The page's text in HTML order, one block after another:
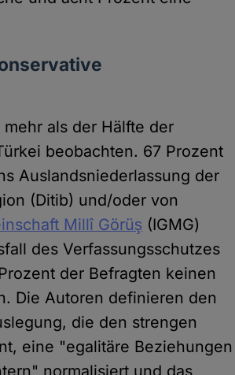
als der Hälfte der
beobachten. 67 Prozent
Auslandsniederlassung der
(Ditib) und/oder von
Millî Görüş (IGMG)
des Verfassungsschutzes
der Befragten keinen
Die Autoren definieren den
die den strengen
eine "egalitäre Beziehungen